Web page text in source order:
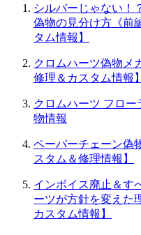
シルバーじゃない！
偽物の見分け方《前
タム情報】
クロムハーツ偽物メ
修理＆カスタム情報】
クロムハーツ フロ
物情報
ペーパーチェーン偽
スタム＆修理情報】
インボイス廃止＆す
ーツが方針を変えた
カスタム情報】